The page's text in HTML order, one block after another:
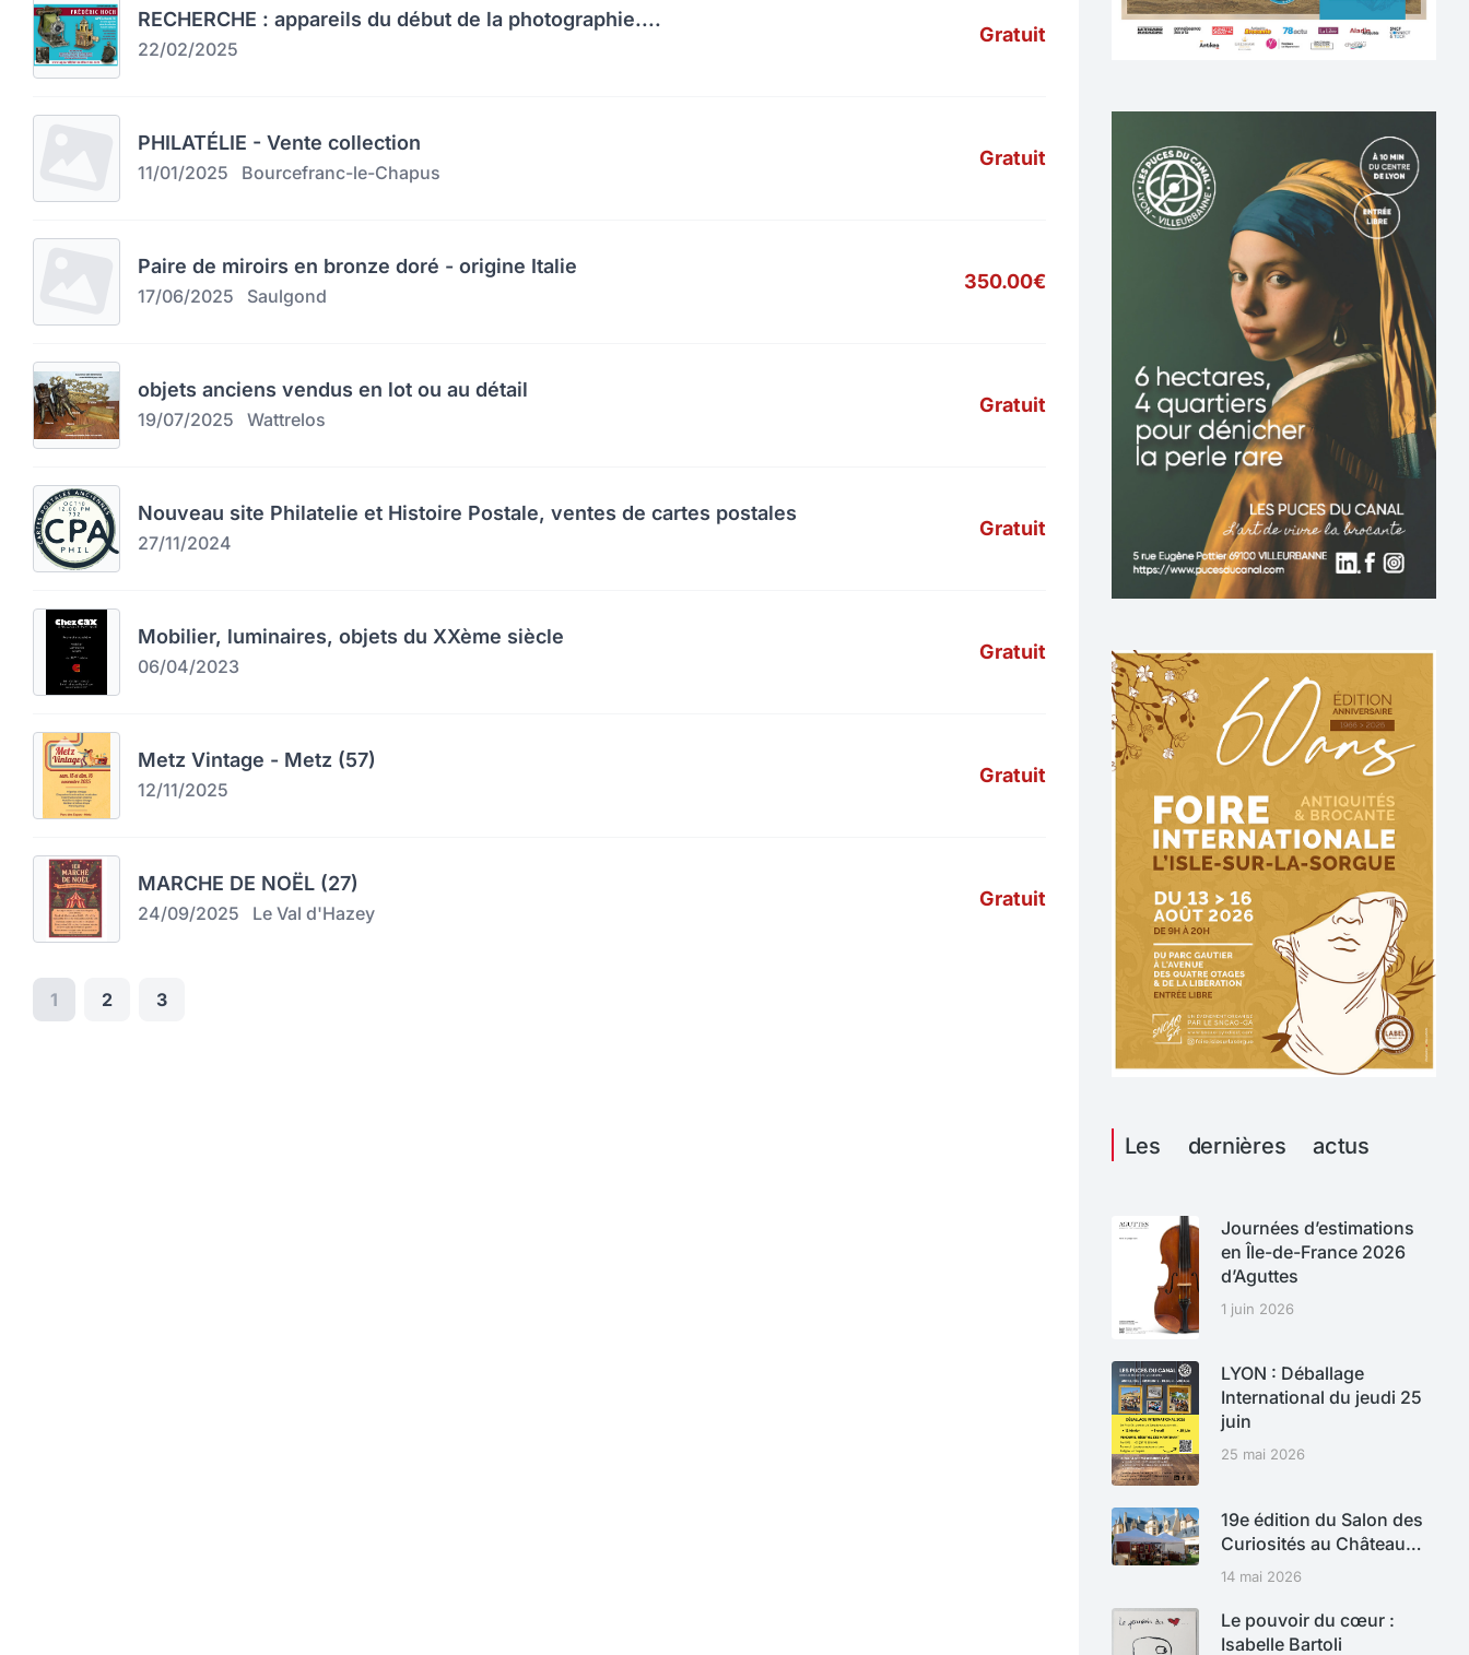
RECHERCHE : appareils du début de la photographie....
22/02/2025
Gratuit
PHILATÉLIE - Vente collection
11/01/2025 Bourcefranc-le-Chapus
Gratuit
Paire de miroirs en bronze doré - origine Italie
17/06/2025 Saulgond
350.00€
objets anciens vendus en lot ou au détail
19/07/2025 Wattrelos
Gratuit
Nouveau site Philatelie et Histoire Postale, ventes de cartes postales
27/11/2024
Gratuit
Mobilier, luminaires, objets du XXème siècle
06/04/2023
Gratuit
Metz Vintage - Metz (57)
12/11/2025
Gratuit
MARCHE DE NOËL (27)
24/09/2025 Le Val d'Hazey
Gratuit
1 2 3
Les dernières actus
Journées d’estimations
en Île-de-France 2026
d’Aguttes
1 juin 2026
LYON : Déballage
International du jeudi 25
juin
25 mai 2026
19e édition du Salon des
Curiosités au Château…
14 mai 2026
Le pouvoir du cœur :
Isabelle Bartoli